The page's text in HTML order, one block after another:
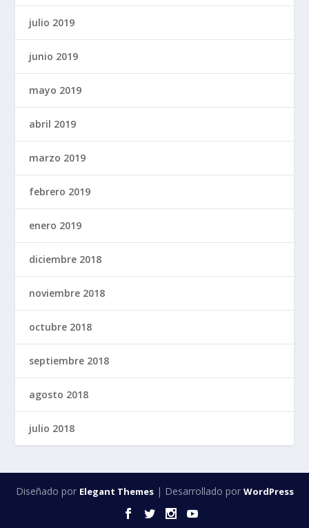
julio 2019
junio 2019
mayo 2019
abril 2019
marzo 2019
febrero 2019
enero 2019
diciembre 2018
noviembre 2018
octubre 2018
septiembre 2018
agosto 2018
julio 2018
Diseñado por Elegant Themes| Desarrollado por WordPress